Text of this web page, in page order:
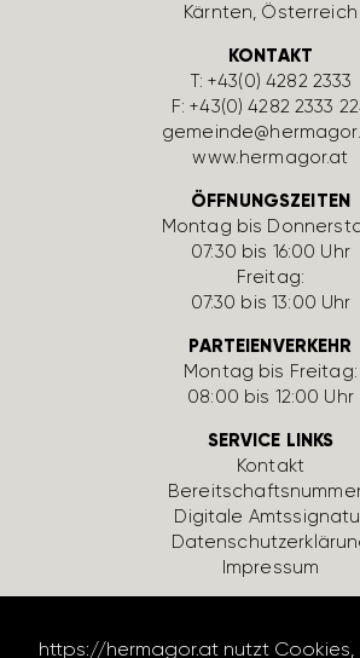
https://hermagor.at nutzt Cookies,
Kärnten, Öster­reich
KONTAKT
T:+43(0) 4282 2333
F: +43(0) 4282 2333
www.hermagor.at
ÖFFNUNGSZEITEN
Montag bis
07:30 bis 16:00 Uhr
Freitag:
07:30 bis 13:00 Uhr
PARTEIENVERKEHR
Montag bis Freitag:
08:00 bis 12:00 Uhr
SERVICE LINKS
Kontakt
Digi­tale
Impressum